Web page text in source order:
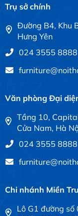
Trụ sở chính
Đường B4, Khu
Hưng Yên
024 3555 8888
Văn phòng Đại
Tầng 10,
Cửa Nam, Hà
024 3555 8888
Chi nhánh Miền
Lô G1 đường số